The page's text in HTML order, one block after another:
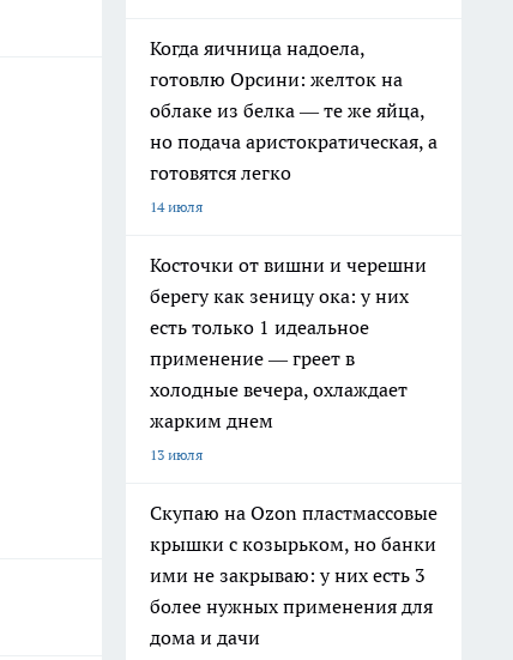
Когда яичница надоела,
готовлю Орсини: желток на
облаке из белка — те же яйца,
но подача аристократическая, а
готовятся легко
14 июля
Косточки от вишни и черешни
берегу как зеницу ока: у них
есть только 1 идеальное
применение — греет в
холодные вечера, охлаждает
жарким днем
13 июля
Скупаю на Ozon пластмассовые
крышки с козырьком, но банки
ими не закрываю: у них есть 3
более нужных применения для
дома и дачи